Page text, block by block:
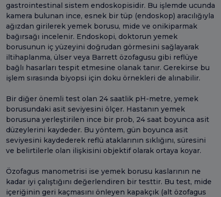
gastrointestinal sistem endoskopisidir. Bu işlemde ucunda
kamera bulunan ince, esnek bir tüp (endoskop) aracılığıyla
ağızdan girilerek yemek borusu, mide ve onikiparmak
bağırsağı incelenir. Endoskopi, doktorun yemek
borusunun iç yüzeyini doğrudan görmesini sağlayarak
iltihaplanma, ülser veya Barrett özofagusu gibi reflüye
bağlı hasarları tespit etmesine olanak tanır. Gerekirse bu
işlem sırasında biyopsi için doku örnekleri de alınabilir.
Bir diğer önemli test olan 24 saatlik pH-metre, yemek
borusundaki asit seviyesini ölçer. Hastanın yemek
borusuna yerleştirilen ince bir prob, 24 saat boyunca asit
düzeylerini kaydeder. Bu yöntem, gün boyunca asit
seviyesini kaydederek reflü ataklarının sıklığını, süresini
ve belirtilerle olan ilişkisini objektif olarak ortaya koyar.
Özofagus manometrisi ise yemek borusu kaslarının ne
kadar iyi çalıştığını değerlendiren bir testtir. Bu test, mide
içeriğinin geri kaçmasını önleyen kapakçık (alt özofagus